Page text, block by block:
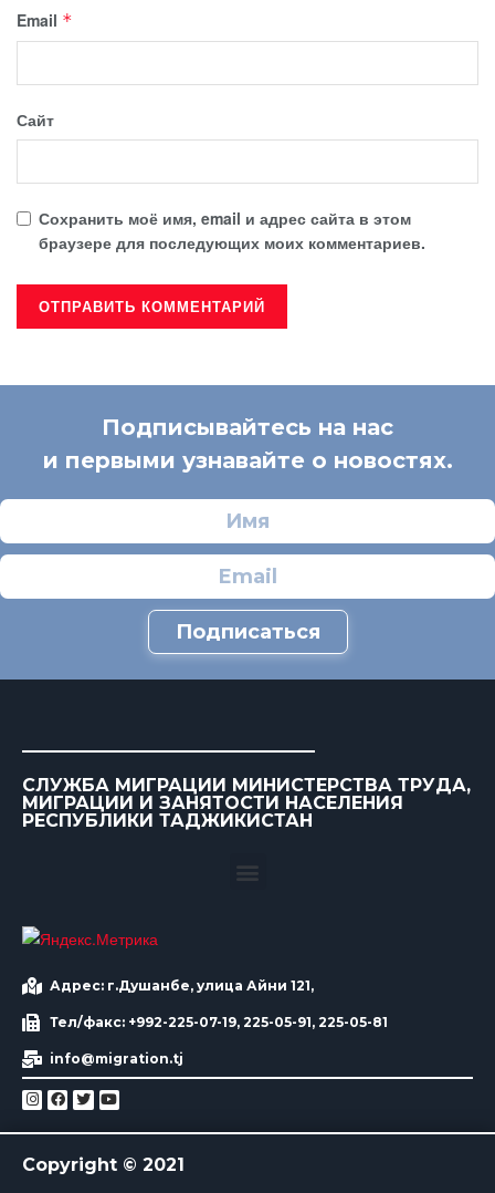
Email *
Сайт
Сохранить моё имя, email и адрес сайта в этом
браузере для последующих моих комментариев.
Подписывайтесь на нас
и первыми узнавайте о новостях.
Подписаться
СЛУЖБА МИГРАЦИИ МИНИСТЕРСТВА ТРУДА,
МИГРАЦИИ И ЗАНЯТОСТИ НАСЕЛЕНИЯ
РЕСПУБЛИКИ ТАДЖИКИСТАН
Адрес: г.Душанбе, улица Айни 121,
Тел/факс: +992-225-07-19, 225-05-91, 225-05-81
info@migration.tj
Copyright © 2021